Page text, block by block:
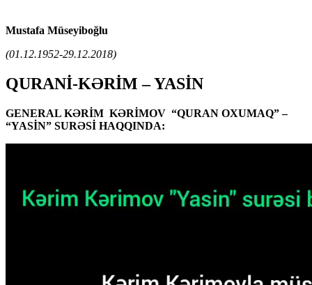
Mustafa Müseyiboğlu
(01.12.1952-29.12.2018)
QURANİ-KƏRİM – YASİN
GENERAL KƏRİM KƏRİMOV “QURAN OXUMAQ” –
“YASİN” SURƏSİ HAQQINDA: